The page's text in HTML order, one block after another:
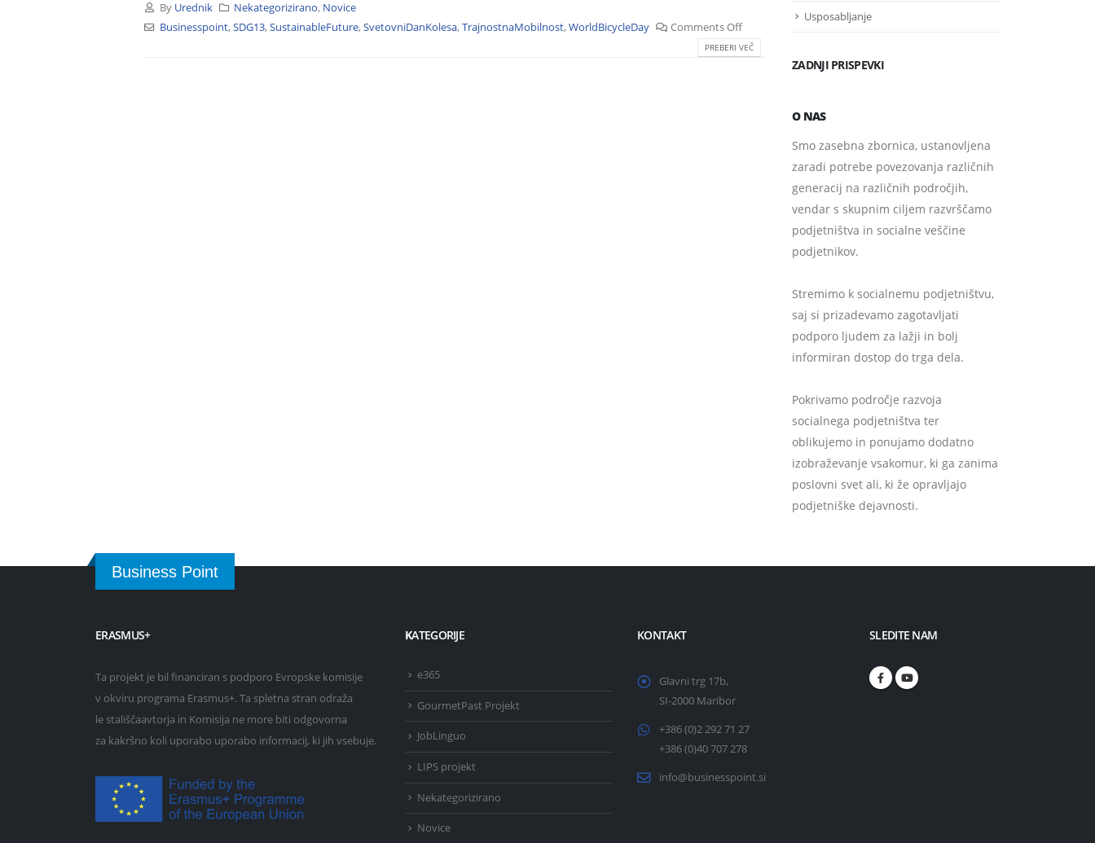
By Urednik Nekategorizirano, Novice
Businesspoint,SDG13,SustainableFuture,SvetovniDanKolesa,TrajnostnaMobilnost,WorldBicycleDay Comments Off
PREBERI VEČ
Usposabljanje
ZADNJI PRISPEVKI
O NAS
Smo zasebna zbornica, ustanovljena
zaradi potrebe povezovanja različnih
generacij na različnih področjih,
vendar s skupnim ciljem razvrščamo
podjetništva in socialne veščine
podjetnikov.
Stremimo k socialnemu podjetništvu,
saj si prizadevamo zagotavljati
podporo ljudem za lažji in bolj
informiran dostop do trga dela.
Pokrivamo področje razvoja
socialnega podjetništva ter
oblikujemo in ponujamo dodatno
izobraževanje vsakomur, ki ga zanima
poslovni svet ali, ki že opravljajo
podjetniške dejavnosti.
Business Point
ERASMUS+
Ta projekt je bil financiran s podporo Evropske komisije
v okviru programa Erasmus+. Ta spletna stran odraža
le stališčaavtorja in Komisija ne more biti odgovorna
za kakršno koli uporabo uporabo informacij, ki jih vsebuje.
KATEGORIJE
e365
GourmetPast Projekt
JobLinguo
LIPS projekt
Nekategorizirano
Novice
KONTAKT
Glavni trg 17b,
SI-2000 Maribor
+386 (0)2 292 71 27
+386 (0)40 707 278
info@businesspoint.si
SLEDITE NAM